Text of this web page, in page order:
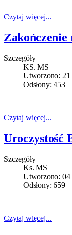
Czytaj więcej...
Szczegóły
KS. MS
Utworzono: 21
Odsłony: 453
Czytaj więcej...
Uroczystość
Szczegóły
Ks. MS
Utworzono: 04
Odsłony: 659
Czytaj więcej...